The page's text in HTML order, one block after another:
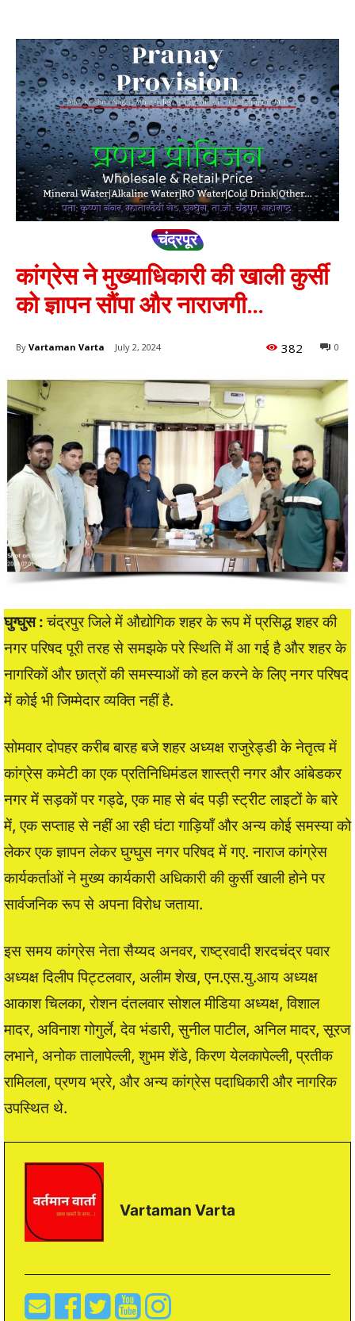
चंद्रपूर
कांग्रेस ने मुख्याधिकारी की खाली कुर्सी
को ज्ञापन सौंपा और नाराजगी…
By Vartaman Varta July 2, 2024 0
382
घुग्घुस :चंद्रपुर जिले में औद्योगिक शहर के रूप में प्रसिद्ध शहर की
नगर परिषद पूरी तरह से समझके परे स्थिति में आ गई है और शहर के
नागरिकों और छात्रों की समस्याओं को हल करने के लिए नगर परिषद
में कोई भी जिम्मेदार व्यक्ति नहीं है.
सोमवार दोपहर करीब बारह बजे शहर अध्यक्ष राजुरेड्डी के नेतृत्व में
कांग्रेस कमेटी का एक प्रतिनिधिमंडल शास्त्री नगर और आंबेडकर
नगर में सड़कों पर गड्ढे, एक माह से बंद पड़ी स्ट्रीट लाइटों के बारे
में, एक सप्ताह से नहीं आ रही घंटा गाड़ियाँ और अन्य कोई समस्या को
लेकर एक ज्ञापन लेकर घुग्घुस नगर परिषद में गए. नाराज कांग्रेस
कार्यकर्ताओं ने मुख्य कार्यकारी अधिकारी की कुर्सी खाली होने पर
सार्वजनिक रूप से अपना विरोध जताया.
इस समय कांग्रेस नेता सैय्यद अनवर, राष्ट्रवादी शरदचंद्र पवार
अध्यक्ष दिलीप पिट्टलवार, अलीम शेख, एन.एस.यु.आय अध्यक्ष
आकाश चिलका, रोशन दंतलवार सोशल मीडिया अध्यक्ष, विशाल
मादर, अविनाश गोगुर्ले, देव भंडारी, सुनील पाटील, अनिल मादर, सूरज
लभाने, अनोक तालापेल्ली, शुभम शेंडे, किरण येलकापेल्ली, प्रतीक
रामिलला, प्रणय भ्ररे, और अन्य कांग्रेस पदाधिकारी और नागरिक
उपस्थित थे.
Vartaman Varta